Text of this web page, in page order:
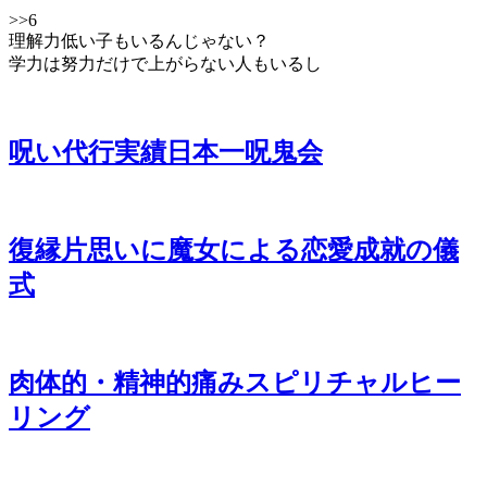
>>6
理解力低い子もいるんじゃない？
学力は努力だけで上がらない人もいるし
呪い代行実績日本一呪鬼会
復縁片思いに魔女による恋愛成就の儀
式
肉体的・精神的痛みスピリチャルヒー
リング